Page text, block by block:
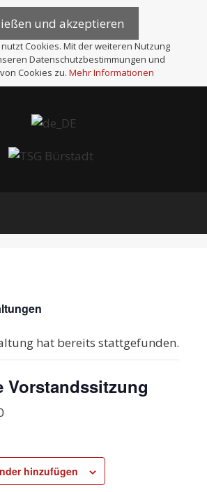
Cookies. Mit der weiteren Nutzung
Datenschutzbestimmungen und
Cookies zu. Mehr Informationen
hat bereits stattgefunden.
Vorstandssitzung
hinzufügen